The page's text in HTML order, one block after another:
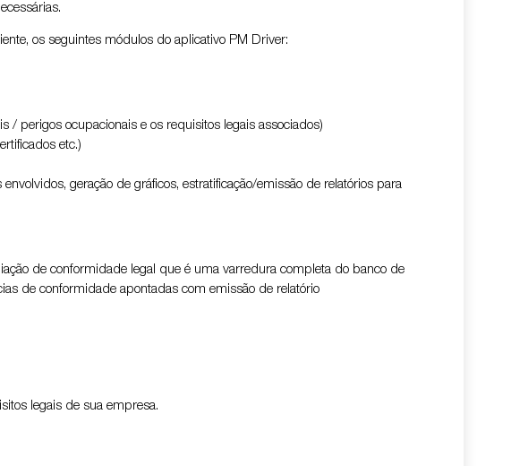
os seguintes módulos do aplicativo PM Driver:
/ perigos ocupacionais e os requisitos legais associados)
etc.)
geração de gráficos, estratificação/emissão de relatórios para
de conformidade legal que é uma varredura completa do banco de
de conformidade apontadas com emissão de relatório
legais de sua empresa.